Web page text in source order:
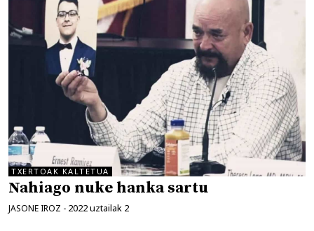
TXERTOAK KALTETUA
Nahiago nuke hanka sartu
JASONE IROZ - 2022 uztailak 2